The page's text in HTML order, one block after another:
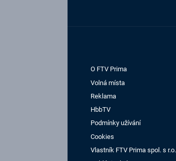
O FTV Prima
Volná místa
Reklama
HbbTV
Podmínky užívání
Cookies
Vlastník FTV Prima spol. s r.o.